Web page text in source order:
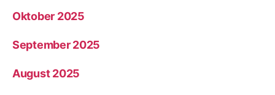
Oktober 2025
September 2025
August 2025